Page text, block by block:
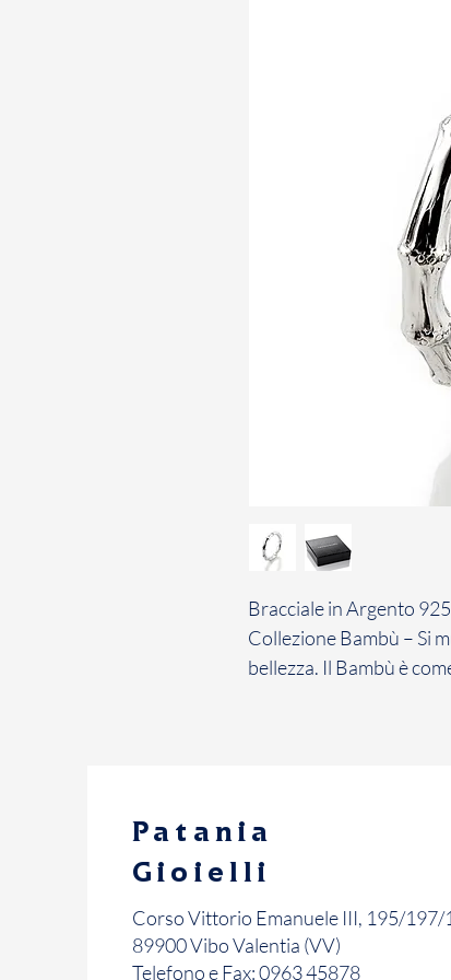
Bracciale in Argento 925
Collezione Bambù – Si
bellezza. Il Bambù è
Patania
Gioielli
Corso Vittorio Emanuele III, 195/197/
89900 Vibo Valentia (VV)
Telefono e Fax: 0963 45878